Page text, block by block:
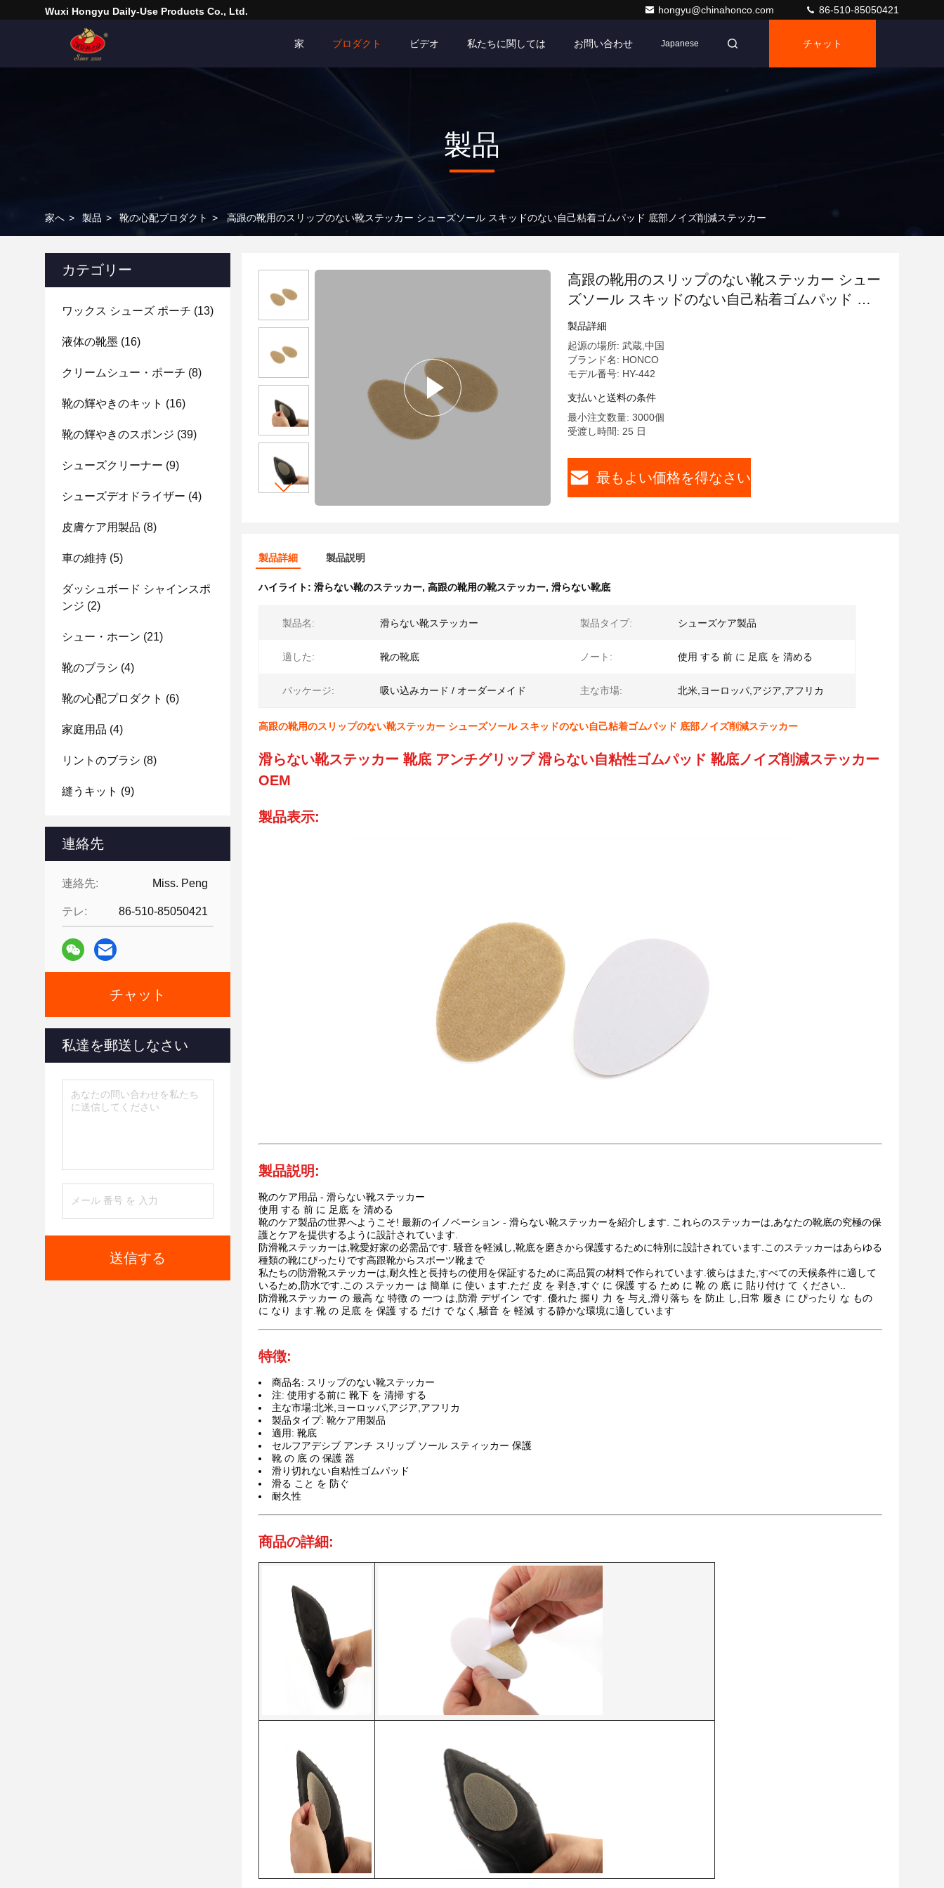
Wuxi Hongyu Daily-Use Products Co., Ltd. hongyu@chinahonco.com 86-510-85050421
家 プロダクト ビデオ 私たちに関しては お問い合わせ Japanese チャット
製品
家へ > 製品 > 靴の心配プロダクト > 高跟の靴用のスリップのない靴ステッカー シューズソール スキッドのない自己粘着ゴムパッド 底部ノイズ削減ステッカー
カテゴリー
ワックス シューズ ポーチ (13)
液体の靴墨 (16)
クリームシュー・ポーチ (8)
靴の輝やきのキット (16)
靴の輝やきのスポンジ (39)
シューズクリーナー (9)
シューズデオドライザー (4)
皮膚ケア用製品 (8)
車の維持 (5)
ダッシュボード シャインスポ
ンジ (2)
シュー・ホーン (21)
靴のブラシ (4)
靴の心配プロダクト (6)
家庭用品 (4)
リントのブラシ (8)
縫うキット (9)
連絡先
連絡先: Miss. Peng
テレ: 86-510-85050421
チャット
私達を郵送しなさい
送信する
高跟の靴用のスリップのない靴ステッカー シュー
ズソール スキッドのない自己粘着ゴムパッド 底
部ノイズ削減ステッカー
製品詳細
起源の場所: 武蔵,中国
ブランド名: HONCO
モデル番号: HY-442
支払いと送料の条件
最小注文数量: 3000個
受渡し時間: 25 日
最もよい価格を得なさい
製品詳細 製品説明
ハイライト: 滑らない靴のステッカー, 高跟の靴用の靴ステッカー, 滑らない靴底
製品名: 滑らない靴ステッカー 製品タイプ: シューズケア製品
適した: 靴の靴底 ノート: 使用 する 前 に 足底 を 清める
パッケージ: 吸い込みカード / オーダーメイド 主な市場: 北米,ヨーロッパ,アジア,アフリカ
高跟の靴用のスリップのない靴ステッカー シューズソール スキッドのない自己粘着ゴムパッド 底部ノイズ削減ステッカー
滑らない靴ステッカー 靴底 アンチグリップ 滑らない自粘性ゴムパッド 靴底ノイズ削減ステッカー
OEM
製品表示:
製品説明:
靴のケア用品 - 滑らない靴ステッカー
使用 する 前 に 足底 を 清める
靴のケア製品の世界へようこそ! 最新のイノベーション - 滑らない靴ステッカーを紹介します. これらのステッカーは,あなたの靴底の究極の保
護とケアを提供するように設計されています.
防滑靴ステッカーは,靴愛好家の必需品です. 騒音を軽減し,靴底を磨きから保護するために特別に設計されています.このステッカーはあらゆる
種類の靴にぴったりです高跟靴からスポーツ靴まで
私たちの防滑靴ステッカーは,耐久性と長持ちの使用を保証するために高品質の材料で作られています.彼らはまた,すべての天候条件に適して
いるため,防水です.この ステッカー は 簡単 に 使い ます.ただ 皮 を 剥き,すぐ に 保護 する ため に 靴 の 底 に 貼り付け て ください..
防滑靴ステッカー の 最高 な 特徴 の 一つ は,防滑 デザイン です. 優れた 握り 力 を 与え,滑り落ち を 防止 し,日常 履き に ぴったり な もの
に なり ます.靴 の 足底 を 保護 する だけ で なく,騒音 を 軽減 する静かな環境に適しています
特徴:
商品名: スリップのない靴ステッカー
注: 使用する前に 靴下 を 清掃 する
主な市場:北米,ヨーロッパ,アジア,アフリカ
製品タイプ: 靴ケア用製品
適用: 靴底
セルフアデシブ アンチ スリップ ソール スティッカー 保護
靴 の 底 の 保護 器
滑り切れない自粘性ゴムパッド
滑る こと を 防ぐ
耐久性
商品の詳細: